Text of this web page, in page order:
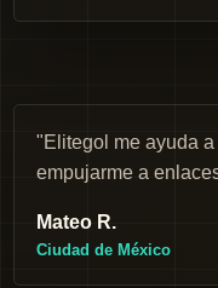
"Elitegol me ayuda
empujarme a
Mateo R.
Ciudad de México